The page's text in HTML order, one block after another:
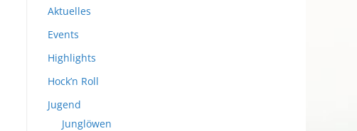
Aktuelles
Events
Highlights
Hock’n Roll
Jugend
Junglöwen